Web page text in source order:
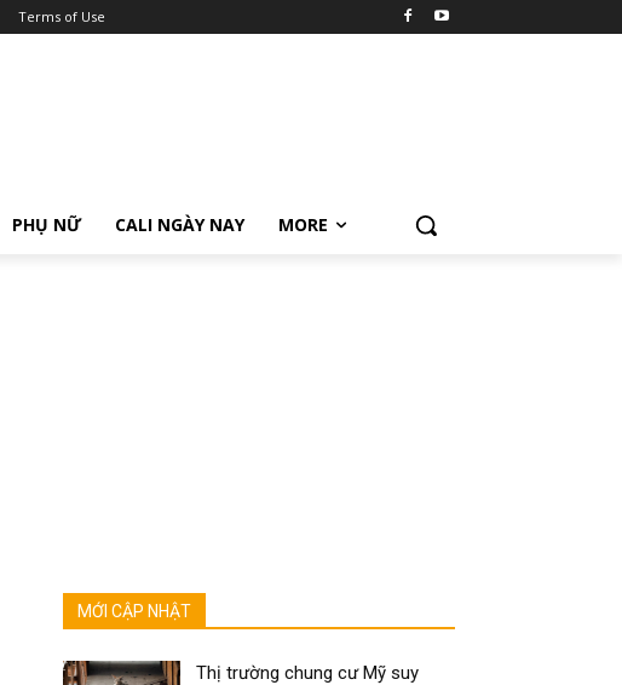
Terms of Use
PHỤ NỮ CALI NGÀY NAY MORE
MỚI CẬP NHẬT
Thị trường chung cư Mỹ suy